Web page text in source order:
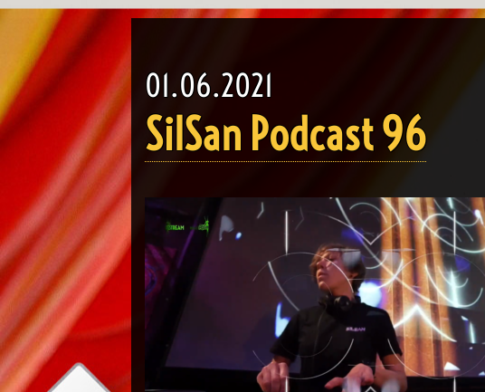
01.06.2021
SilSan Podcast 96